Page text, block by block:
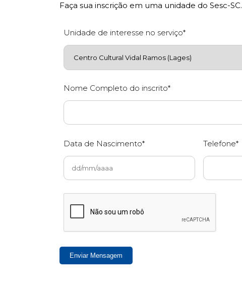
Faça sua inscrição em uma unidade do Sesc-SC.
Unidade de interesse no serviço*
Nome Completo do inscrito*
Data de Nascimento* Telefone*
Enviar Mensagem